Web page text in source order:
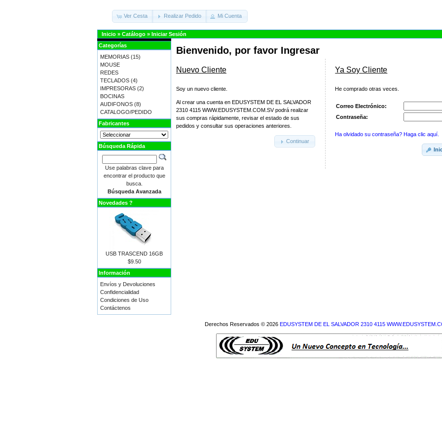
Ver Cesta Realizar Pedido Mi Cuenta
Inicio » Catálogo » Iniciar Sesión
Bienvenido, por favor Ingresar
Nuevo Cliente
Soy un nuevo cliente.
Al crear una cuenta en EDUSYSTEM DE EL SALVADOR
2310 4115 WWW.EDUSYSTEM.COM.SV podrá realizar
sus compras rápidamente, revisar el estado de sus
pedidos y consultar sus operaciones anteriores.
Continuar
Ya Soy Cliente
He comprado otras veces.
Correo Electrónico:
Contraseña:
Ha olvidado su contraseña? Haga clic aquí.
Categorías
MEMORIAS (15)
MOUSE
REDES
TECLADOS (4)
IMPRESORAS (2)
BOCINAS
AUDIFONOS (8)
CATALOGO/PEDIDO
Fabricantes
Búsqueda Rápida
Use palabras clave para
encontrar el producto que
busca.
Búsqueda Avanzada
Novedades ?
USB TRASCEND 16GB
$9.50
Información
Envíos y Devoluciones
Confidencialidad
Condiciones de Uso
Contáctenos
Derechos Reservados © 2026 EDUSYSTEM DE EL SALVADOR 2310 4115